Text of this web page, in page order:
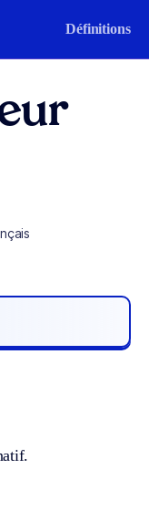
Définitions